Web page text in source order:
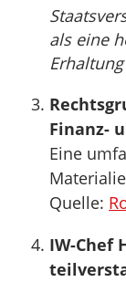
als eine
Finanz-
Eine
Quelle:
IW-Chef